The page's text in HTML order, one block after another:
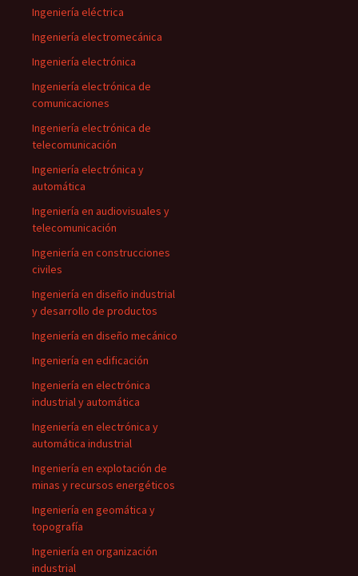
Ingeniería eléctrica
Ingeniería electromecánica
Ingeniería electrónica
Ingeniería electrónica de
comunicaciones
Ingeniería electrónica de
telecomunicación
Ingeniería electrónica y
automática
Ingeniería en audiovisuales y
telecomunicación
Ingeniería en construcciones
civiles
Ingeniería en diseño industrial
y desarrollo de productos
Ingeniería en diseño mecánico
Ingeniería en edificación
Ingeniería en electrónica
industrial y automática
Ingeniería en electrónica y
automática industrial
Ingeniería en explotación de
minas y recursos energéticos
Ingeniería en geomática y
topografía
Ingeniería en organización
industrial